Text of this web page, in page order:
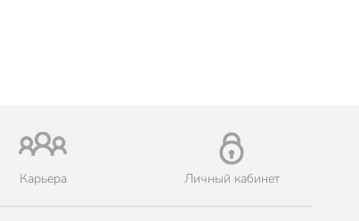
Карьера Личный кабинет